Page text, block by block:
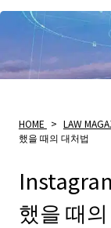
HOME > LAW
했을 때의 대처법
했을 때